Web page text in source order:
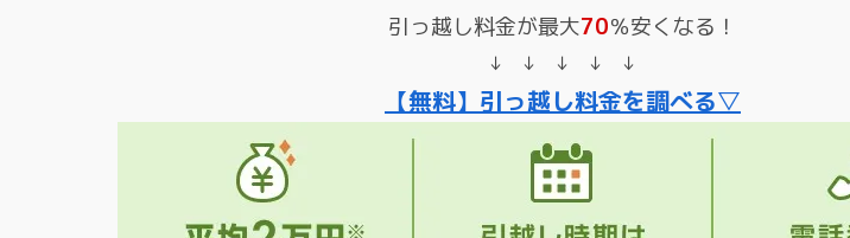
引っ越し料金が最大70％安くなる！
↓ ↓ ↓ ↓ ↓
【無料】引っ越し料金を調べる▽